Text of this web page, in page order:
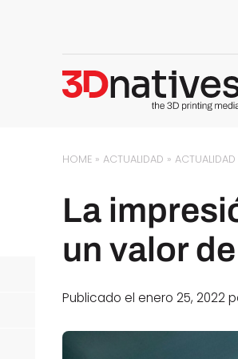
HOME »ACTUALIDAD »ACTUALIDAD
La
un valor
Publicado el enero 25, 2022